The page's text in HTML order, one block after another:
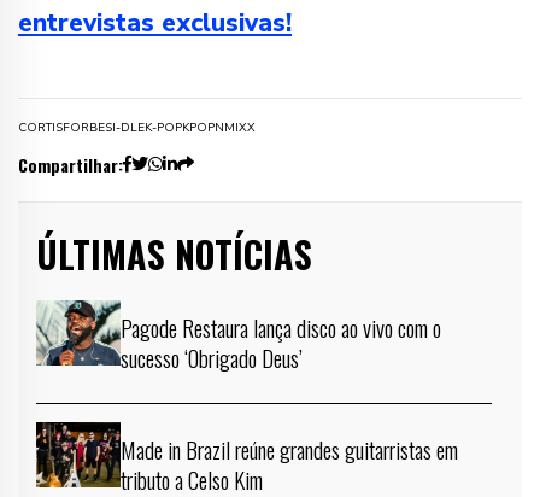
entrevistas exclusivas!
CORTISFORBESI-DLEK-POPKPOPNMIXX
Compartilhar:
ÚLTIMAS NOTÍCIAS
Pagode Restaura lança disco ao vivo com o
sucesso ‘Obrigado Deus’
Made in Brazil reúne grandes guitarristas em
tributo a Celso Kim